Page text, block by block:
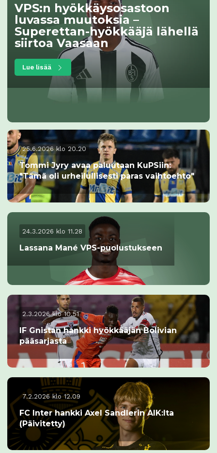
VPS:n hyökkäysosastoon
luvassa muutoksia –
Superettan-hyökkääjä lähellä
siirtoa Vaasaan
Lue lisää
25.6.2026 klo 20.20
Tommi Jyry avaa paluutaan KuPSiin:
"Tämä oli urheilullisesti paras vaihtoehto"
24.3.2026 klo 11.28
Lassana Mané VPS-puolustukseen
2.3.2026 klo 10.51
IF Gnistan hankki hyökkääjän Bolivian
pääsarjasta
7.2.2026 klo 12.09
FC Inter hankki Axel Sandlerin AIK:lta
(Päivitetty)